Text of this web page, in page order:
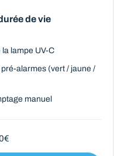
de vie
lampe UV-C
alarmes (vert / jaune /
manuel